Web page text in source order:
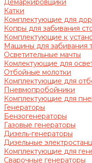
Демаркировщики
Катки
Комплектующие для
Копры для забивания
Комплектующие к
Машины для забивания
Осветительные мачты
Комлектующие для
Отбойные молотки
Комплектующие для
Пневмопробойники
Комплектующие для
Генераторы
Бензогенераторы
Газовые генераторы
Дизель-генераторы
Дизельные
Комплектующие для
Сварочные генераторы